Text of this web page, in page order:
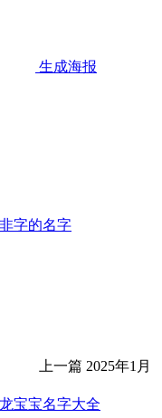
生成海报
字的名字
上一篇 2025年1月
宝宝名字大全